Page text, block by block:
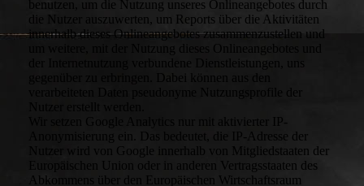
benutzen, um die Nutzung unseres Onlineangebotes durch
die Nutzer auszuwerten, um Reports über die Aktivitäten
innerhalb dieses Onlineangebotes zusammenzustellen und
um weitere, mit der Nutzung dieses Onlineangebotes und
der Internetnutzung verbundene Dienstleistungen, uns
verarbeiteten Daten pseudonyme Nutzungsprofile der
Wir setzen Google Analytics nur mit aktivierter IP-
Anonymisierung ein. Das bedeutet, die IP-Adresse der
Nutzer wird von Google innerhalb von Mitgliedstaaten der
Europäischen Union oder in anderen Vertragsstaaten des
Abkommens über den Europäischen Wirtschaftsraum